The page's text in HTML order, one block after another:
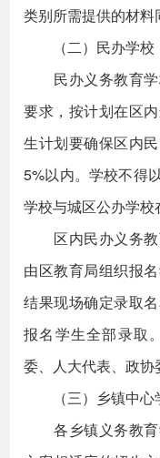
类别所需提供的材料
（二）民办学校
民办义务教育学
要求，按计划在区
生计划要确保区内
5%以内。学校不得
学校与城区公办学校
区内民办义务教
由区教育局组织报
结果现场确定录取
报名学生全部录取
委、人大代表、政协
（三）乡镇中心
各乡镇义务教育